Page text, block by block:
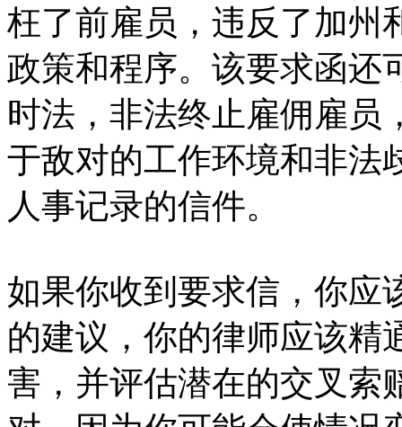
枉了前雇员，违反了加州
政策和程序。该要求函还
时法，非法终止雇佣雇员
于敌对的工作环境和非法
人事记录的信件。
如果你收到要求信，你应
的建议，你的律师应该精
害，并评估潜在的交叉索